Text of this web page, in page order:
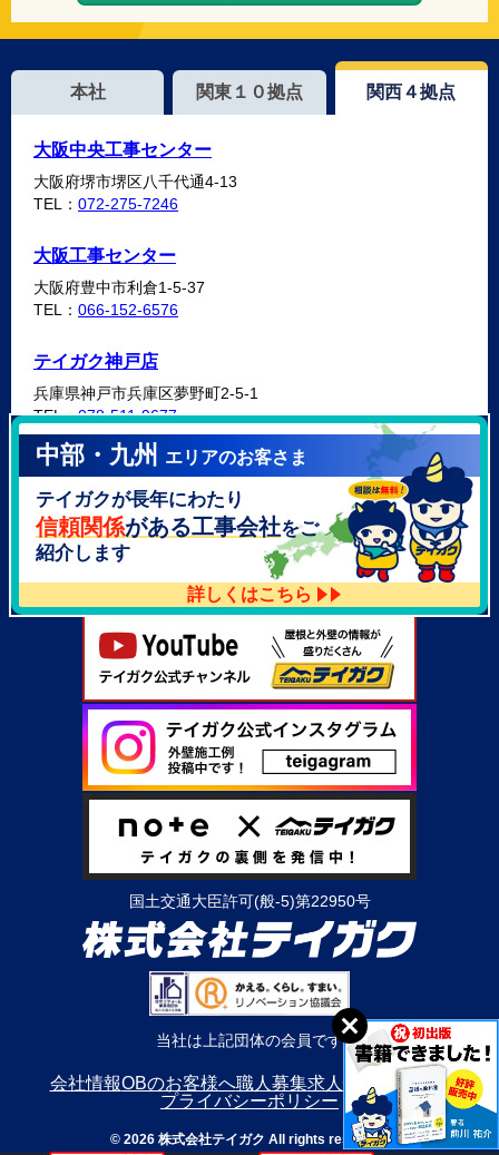
本社 関東１０拠点 関西４拠点
大阪中央工事センター
大阪府堺市堺区八千代通4-13
TEL： 072-275-7246
大阪工事センター
大阪府豊中市利倉1-5-37
TEL： 066-152-6576
テイガク神戸店
兵庫県神戸市兵庫区夢野町2-5-1
TEL：078-511-9677
テイガク泉北・泉南店
大阪府泉北郡忠岡町高月南3-14
TEL：072-521-2637
中部・九州 エリアのお客さま
テイガクが長年にわたり
信頼関係がある工事会社をご
紹介します
詳しくはこちら
国土交通大臣許可(般-5)第22950号
当社は上記団体の会員です
会社情報OBのお客様へ職人募集求人情報
利用規約
プライバシーポリシー
© 2026 株式会社テイガク All rights reserved.